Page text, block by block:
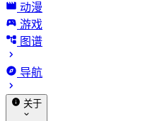
动漫
游戏
图谱
导航
关于